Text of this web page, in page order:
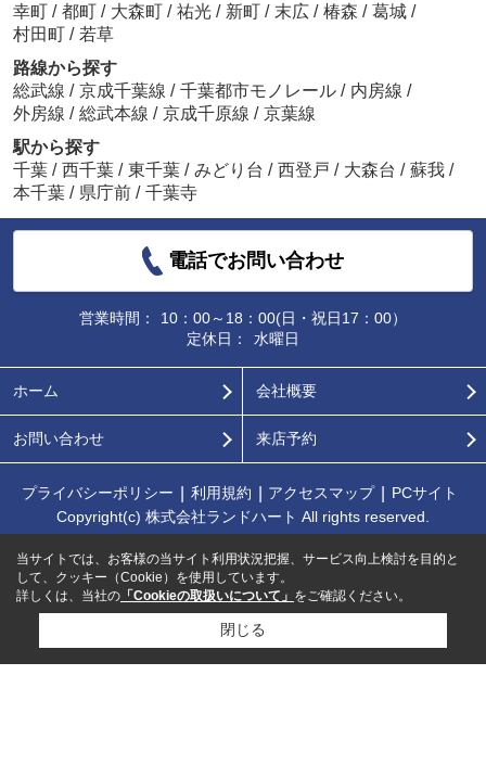
幸町 / 都町 / 大森町 / 祐光 / 新町 / 末広 / 椿森 / 葛城 /
村田町 / 若草
路線から探す
総武線 / 京成千葉線 / 千葉都市モノレール / 内房線 /
外房線 / 総武本線 / 京成千原線 / 京葉線
駅から探す
千葉 / 西千葉 / 東千葉 / みどり台 / 西登戸 / 大森台 / 蘇我 /
本千葉 / 県庁前 / 千葉寺
電話でお問い合わせ
営業時間：
10：00～18：00(日・祝日17：00）
定休日：
水曜日
ホーム 会社概要
お問い合わせ 来店予約
プライバシーポリシー 利用規約 アクセスマップ
PCサイト
Copyright(c) 株式会社ランドハート All rights reserved.
当サイトでは、お客様の当サイト利用状況把握、サービス向上検討を目的と
して、クッキー（Cookie）を使用しています。
詳しくは、当社の 「Cookieの取扱いについて」 をご確認ください。
閉じる